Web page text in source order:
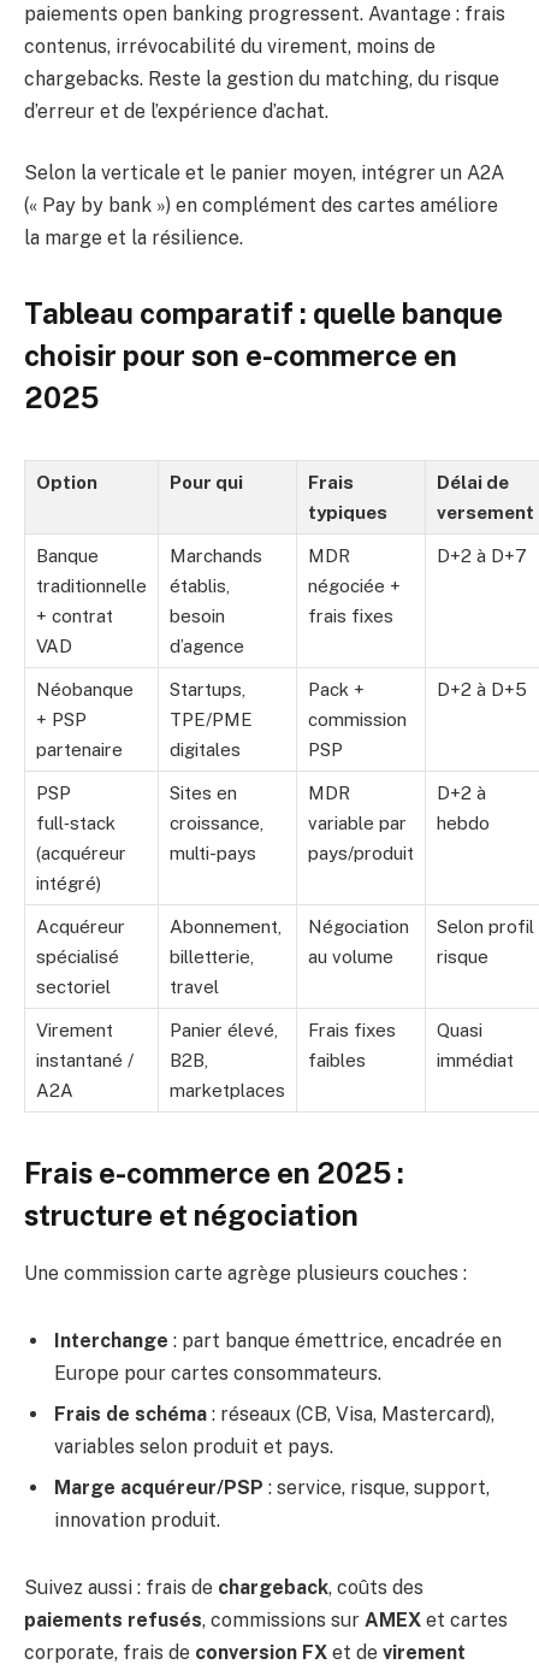
paiements open banking progressent. Avantage : frais
contenus, irrévocabilité du virement, moins de
chargebacks. Reste la gestion du matching, du risque
d’erreur et de l’expérience d’achat.
Selon la verticale et le panier moyen, intégrer un A2A
(« Pay by bank ») en complément des cartes améliore
la marge et la résilience.
Tableau comparatif : quelle banque
choisir pour son e-commerce en
2025
Option Pour qui
Frais
typiques
Délai de
versement
Banque
traditionnelle
+ contrat
VAD
Marchands
établis,
besoin
d’agence
MDR
négociée +
frais fixes
D+2 à D+7
Néobanque
+ PSP
partenaire
Startups,
TPE/PME
digitales
Pack +
commission
PSP
D+2 à D+5
PSP
full‑stack
(acquéreur
intégré)
Sites en
croissance,
multi-pays
MDR
variable par
pays/produit
D+2 à
hebdo
Acquéreur
spécialisé
sectoriel
Abonnement,
billetterie,
travel
Négociation
au volume
Selon profil
risque
Virement
instantané /
A2A
Panier élevé,
B2B,
marketplaces
Frais fixes
faibles
Quasi
immédiat
Frais e-commerce en 2025 :
structure et négociation
Une commission carte agrège plusieurs couches :
Interchange : part banque émettrice, encadrée en
Europe pour cartes consommateurs.
Frais de schéma : réseaux (CB, Visa, Mastercard),
variables selon produit et pays.
Marge acquéreur/PSP : service, risque, support,
innovation produit.
Suivez aussi : frais de chargeback, coûts des
paiements refusés, commissions sur AMEX et cartes
corporate, frais de conversion FX et de virement